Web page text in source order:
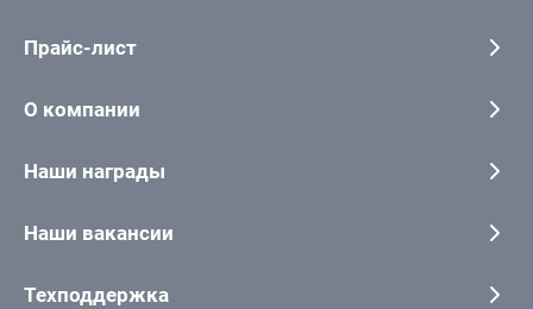
Прайс-лист
О компании
Наши награды
Наши вакансии
Техподдержка